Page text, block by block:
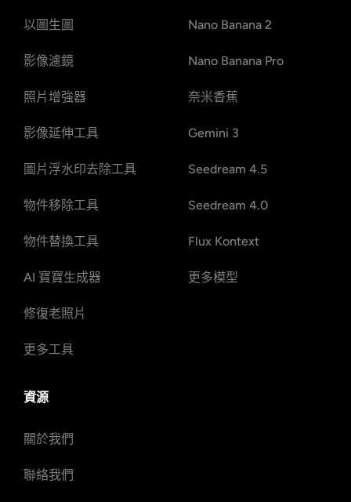
以圖生圖
影像濾鏡
照片增強器
影像延伸工具
圖片浮水印去除工具
物件移除工具
物件替換工具
AI 寶寶生成器
修復老照片
更多工具
Nano Banana 2
Nano Banana Pro
奈米香蕉
Gemini 3
Seedream 4.5
Seedream 4.0
Flux Kontext
更多模型
資源
關於我們
聯絡我們